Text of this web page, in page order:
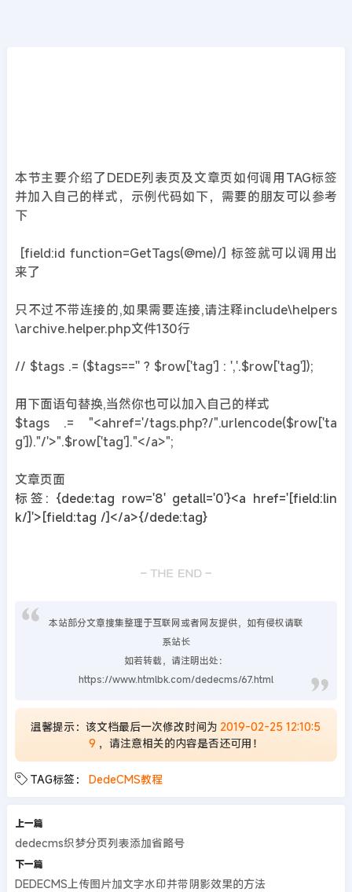
本节主要介绍了DEDE列表页及文章页如何调用TAG标签
并加入自己的样式，示例代码如下，需要的朋友可以参考
下
[field:id function=GetTags(@me)/] 标签就可以调用出
来了
只不过不带连接的,如果需要连接,请注释include\helpers
\archive.helper.php文件130行
// $tags .= ($tags=='' ? $row['tag'] : ','.$row['tag']);
用下面语句替换,当然你也可以加入自己的样式
$tags .= "<ahref='/tags.php?/".urlencode($row['ta
g'])."/'>".$row['tag']."</a>";
文章页面
标签: {dede:tag row='8' getall='0'}<a href='[field:lin
k/]'>[field:tag /]</a>{/dede:tag}
本站部分文章搜集整理于互联网或者网友提供，如有侵权请联
系站长
如若转载，请注明出处：
https://www.htmlbk.com/dedecms/67.html
温馨提示：该文档最后一次修改时间为 2019-02-25 12:10:5
9 ，请注意相关的内容是否还可用！
TAG标签： DedeCMS教程
上一篇
dedecms织梦分页列表添加省略号
下一篇
DEDECMS上传图片加文字水印并带阴影效果的方法